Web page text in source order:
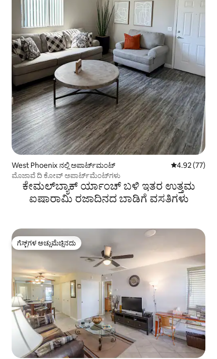
West Phoenix ನಲ್ಲಿ ಅಪಾರ್ಟ್‌ಮಂಟ್ 5 ರಲ್ಲಿ 4.92
4.92 (77)
ಮೊಜಾವೆ ದಿ ಕೋವ್ ಅಪಾರ್ಟ್‌ಮೆಂಟ್‌ಗಳು
ಕೇಮಲ್‌ಬ್ಯಾಕ್ ರ್ಯಾಂಚ್ ಬಳಿ ಇತರ ಉತ್ತಮ
ಐಷಾರಾಮಿ ರಜಾದಿನದ ಬಾಡಿಗೆ ವಸತಿಗಳು
ಗೆಸ್ಟ್‌ಗಳ ಅಚ್ಚುಮೆಚ್ಚಿನದು
ಗೆಸ್ಟ್‌ಗಳ ಅಚ್ಚುಮೆಚ್ಚಿನದು